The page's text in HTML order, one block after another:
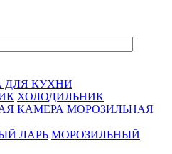
ДЛЯ КУХНИ
ХОЛОДИЛЬНИК
МОРОЗИЛЬНАЯ
МОРОЗИЛЬНЫЙ